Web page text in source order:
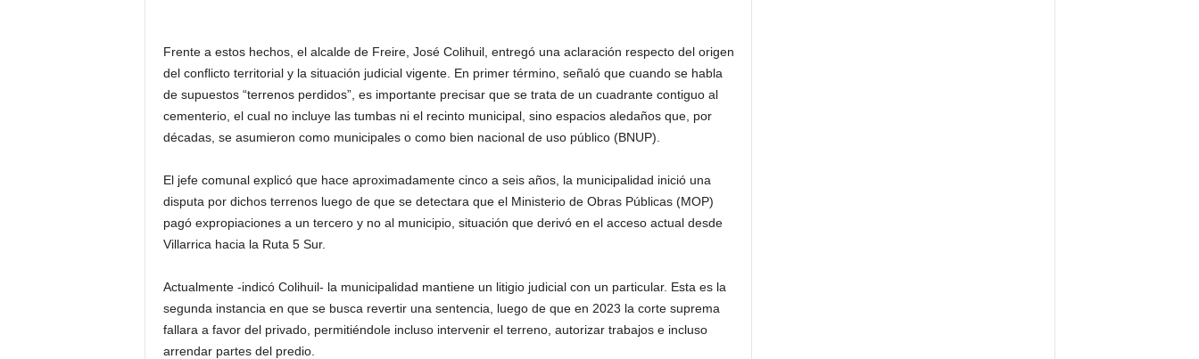
Frente a estos hechos, el alcalde de Freire, José Colihuil, entregó una aclaración respecto del origen
del conflicto territorial y la situación judicial vigente. En primer término, señaló que cuando se habla
de supuestos “terrenos perdidos”, es importante precisar que se trata de un cuadrante contiguo al
cementerio, el cual no incluye las tumbas ni el recinto municipal, sino espacios aledaños que, por
décadas, se asumieron como municipales o como bien nacional de uso público (BNUP).
El jefe comunal explicó que hace aproximadamente cinco a seis años, la municipalidad inició una
disputa por dichos terrenos luego de que se detectara que el Ministerio de Obras Públicas (MOP)
pagó expropiaciones a un tercero y no al municipio, situación que derivó en el acceso actual desde
Villarrica hacia la Ruta 5 Sur.
Actualmente -indicó Colihuil- la municipalidad mantiene un litigio judicial con un particular. Esta es la
segunda instancia en que se busca revertir una sentencia, luego de que en 2023 la corte suprema
fallara a favor del privado, permitiéndole incluso intervenir el terreno, autorizar trabajos e incluso
arrendar partes del predio.